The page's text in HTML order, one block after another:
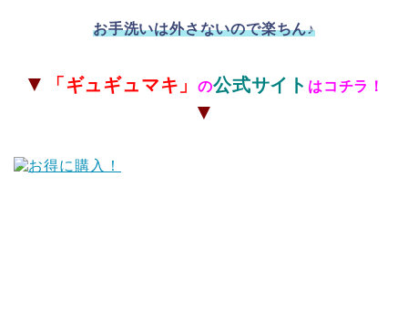
お手洗いは外さないので楽ちん♪
▼ 「 ギュギュマキ」の公式サイト はコチラ！
▼